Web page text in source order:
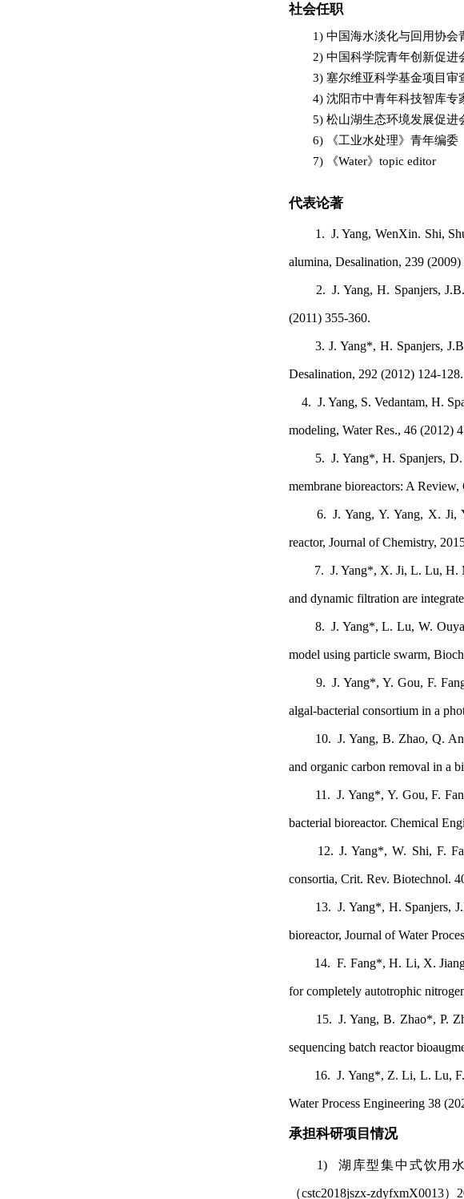
社会任职
1) 中国海水淡化与回用协会
2) 中国科学院青年创新促进
3) 塞尔维亚科学基金项目审
4) 沈阳市中青年科技智库专
5) 松山湖生态环境发展促进
6)
《工业水处理》青年编委
7)
《Water》 topic editor
代表论著
1. J. Yang, WenXin. Shi,
alumina, Desalination, 239
2. J. Yang, H. Spanjers, J.B.
(2011) 355-360.
3. J. Yang*, H. Spanjers, J.B.
Desalination, 292 (2012) 124-128.
4. J. Yang, S. Vedantam, H.
modeling, Water Res., 46 (2012)
5. J. Yang*, H. Spanjers, D.
membrane bioreactors: A
6. J. Yang, Y. Yang, X. Ji, Y.
reactor, Journal of Chemistry,
7. J. Yang*, X. Ji, L. Lu, H. Ma,
and dynamic filtration are
8. J. Yang*, L. Lu, W.
model using particle swarm,
9. J. Yang*, Y. Gou, F. Fang,
algal-bacterial consortium in a
10. J. Yang, B. Zhao, Q. An,
and organic carbon removal in a
11. J. Yang*, Y. Gou, F. Fang,
bacterial bioreactor. Chemical
12. J. Yang*, W. Shi, F.
consortia, Crit. Rev. Biotechnol.
13. J. Yang*, H. Spanjers,
bioreactor, Journal of Water
14. F. Fang*, H. Li, X. Jiang,
for completely autotrophic
15. J. Yang, B. Zhao*, P.
sequencing batch reactor
16. J. Yang*, Z. Li, L. Lu, F.
Water Process Engineering 38
承担科研项目情况
1) 湖库型集中式饮用水
（cstc2018jszx-zdyfxmX0013）